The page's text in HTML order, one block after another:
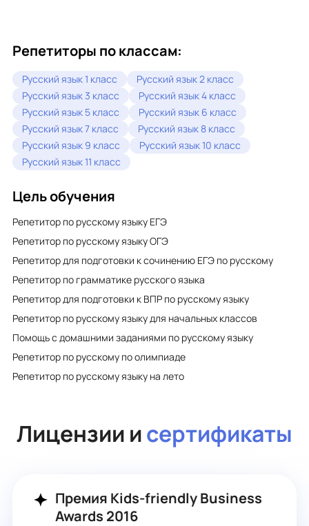
Репетиторы по классам:
Русский язык 1 класс
Русский язык 2 класс
Русский язык 3 класс
Русский язык 4 класс
Русский язык 5 класс
Русский язык 6 класс
Русский язык 7 класс
Русский язык 8 класс
Русский язык 9 класс
Русский язык 10 класс
Русский язык 11 класс
Цель обучения
Репетитор по русскому языку ЕГЭ
Репетитор по русскому языку ОГЭ
Репетитор для подготовки к сочинению ЕГЭ по русскому
Репетитор по грамматике русского языка
Репетитор для подготовки к ВПР по русскому языку
Репетитор по русскому языку для начальных классов
Помощь с домашними заданиями по русскому языку
Репетитор по русскому по олимпиаде
Репетитор по русскому языку на лето
Лицензии исертификаты
Премия Kids-friendly Business
Awards 2016